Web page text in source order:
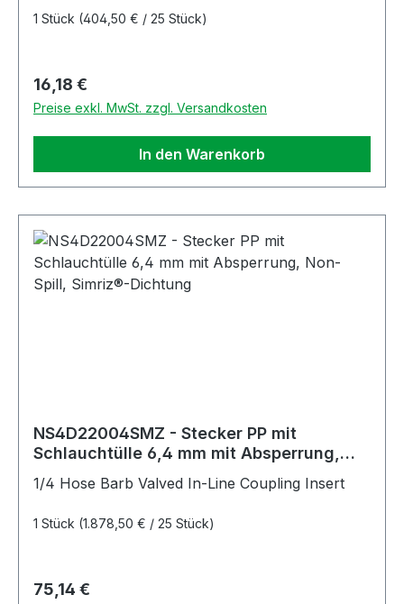
1 Stück (404,50 € / 25 Stück)
Regulärer Preis:
16,18 €
Preise exkl. MwSt. zzgl. Versandkosten
In den Warenkorb
NS4D22004SMZ - Stecker PP mit
Schlauchtülle 6,4 mm mit Absperrung,
1/4 Hose Barb Valved In-Line Coupling Insert
1 Stück (1.878,50 € / 25 Stück)
Regulärer Preis:
75,14 €